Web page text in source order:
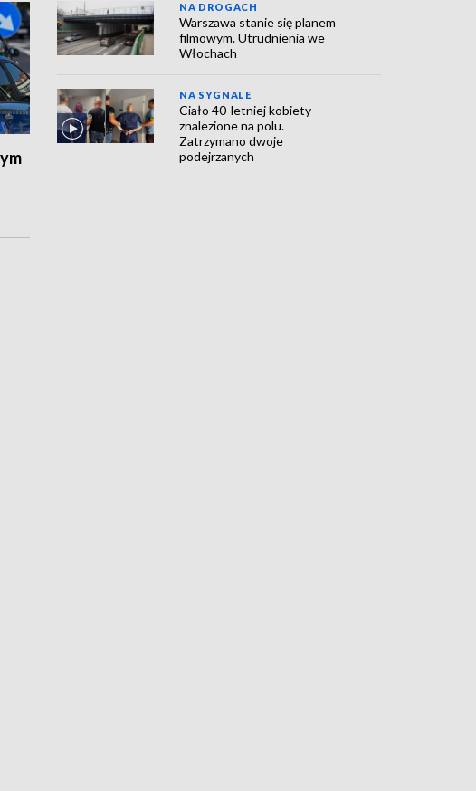
NA DROGACH
Warszawa stanie się planem
filmowym. Utrudnienia we
Włochach
NA SYGNALE
Ciało 40-letniej kobiety
znalezione na polu.
Zatrzymano dwoje
podejrzanych